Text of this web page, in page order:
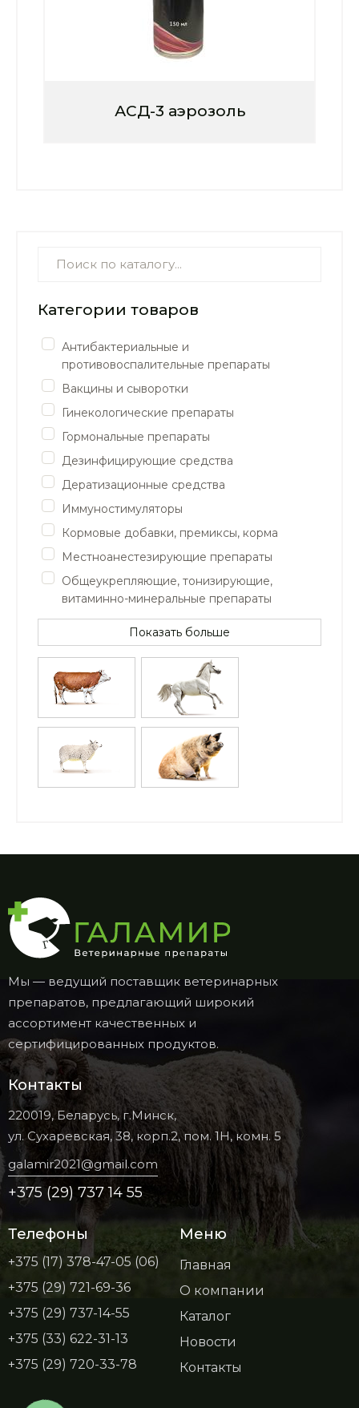
АСД-3 аэрозоль
Категории товаров
Антибактериальные и
противовоспалительные препараты
Вакцины и сыворотки
Гинекологические препараты
Гормональные препараты
Дезинфицирующие средства
Дератизационные средства
Иммуностимуляторы
Кормовые добавки, премиксы, корма
Местноанестезирующие препараты
Общеукрепляющие, тонизирующие,
витаминно-минеральные препараты
Показать больше
Мы — ведущий поставщик ветеринарных
препаратов, предлагающий широкий
ассортимент качественных и
сертифицированных продуктов.
Контакты
220019, Беларусь, г.Минск,
ул. Сухаревская, 38, корп.2, пом. 1Н, комн. 5
galamir2021@gmail.com
+375 (29) 737 14 55
Телефоны
+375 (17) 378-47-05 (06)
+375 (29) 721-69-36
+375 (29) 737-14-55
+375 (33) 622-31-13
+375 (29) 720-33-78
Меню
Главная
О компании
Каталог
Новости
Контакты